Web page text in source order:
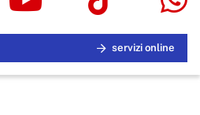
servizi online